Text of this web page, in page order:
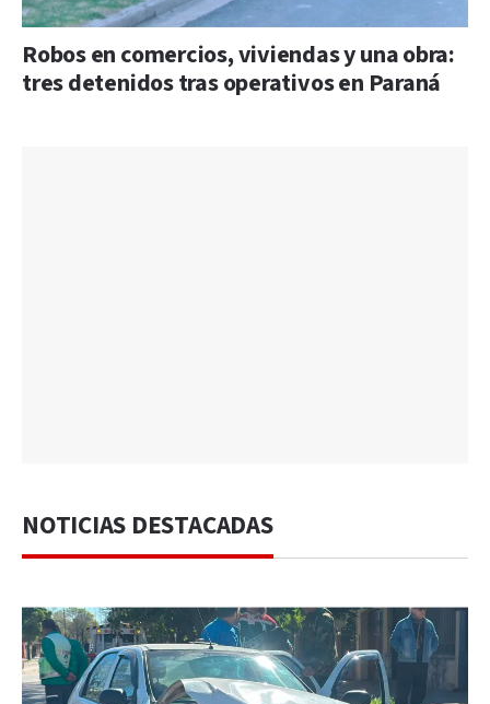
Robos en comercios, viviendas y una obra:
tres detenidos tras operativos en Paraná
NOTICIAS DESTACADAS